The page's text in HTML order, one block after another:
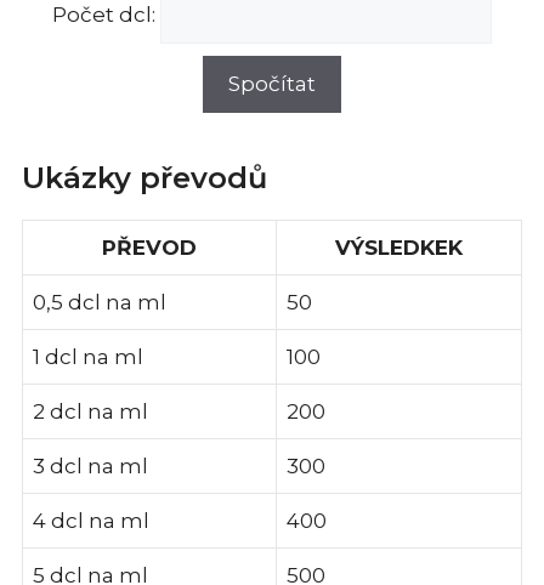
Počet dcl:
Ukázky převodů
PŘEVOD VÝSLEDKEK
0,5 dcl na ml 50
1 dcl na ml 100
2 dcl na ml 200
3 dcl na ml 300
4 dcl na ml 400
5 dcl na ml 500